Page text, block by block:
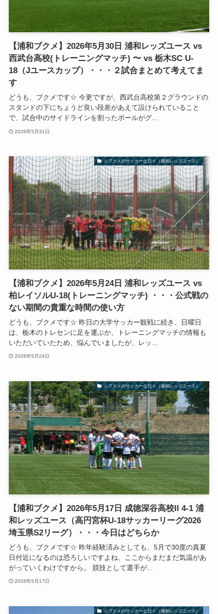
【浦和ブクメ】2026年5月30日 浦和レッズユース vs
西武台高校(トレーニングマッチ) 〜 vs 栃木SC U-
18（Jユースカップ）・・・２試合まとめて考えてま
す
どうも、ブクメです☆ 今更ですが、西武台高校第２グラウンドの
スタンドの下にちょうど良い段差があえて設けられていること
で、試合中のサイドラインを割ったボールがグ...
2026年5月31日
☆ブクメのサッカーな日々（浦和レッズユース）
【浦和ブクメ】2026年5月24日 浦和レッズユース vs
柏レイソルU-18(トレーニングマッチ) ・・・公式戦の
ない期間の貴重な時間の使い方
どうも、ブクメです☆ 昨日の大学サッカー観戦に続き、日曜日
は、栃木のトレセンに足を運ぶか、トレーニングマッチの情報も
いただいていたため、悩んでいましたが、レッ...
2026年5月24日
☆ブクメのサッカーな日々（浦和レッズユース）
【浦和ブクメ】2026年5月17日 成徳深谷高校II 4-1 浦
和レッズユース（高円宮杯U-18サッカーリーグ2026
埼玉県S2リーグ）・・・今日はどちらか
どうも、ブクメです☆ 昨年経験済みとしても、5月で30度の真夏
日付近になるのは恐ろしいですよね、ここからまだまだ気温があ
がっていくわけですから。 競技として選手が...
2026年5月17日
☆ブクメのサッカーな日々（浦和レッズユース）